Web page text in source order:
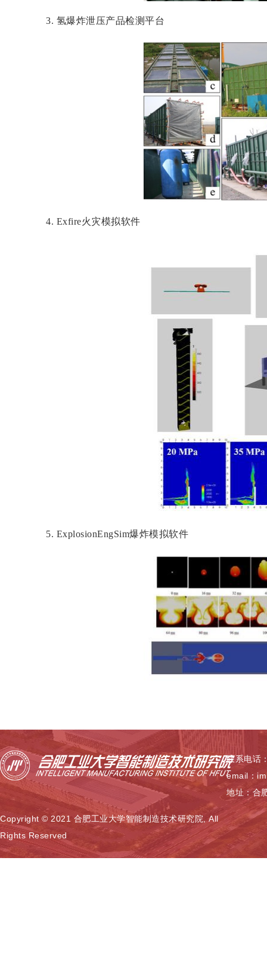
3. 氢爆炸泄压产品检测平台
4. Exfire火灾模拟软件
5. ExplosionEngSim爆炸模拟软件
Copyright © 2021 合肥工业大学智能制造技术研究院, All
Rights Reserved
联系电话
email：
地址：合